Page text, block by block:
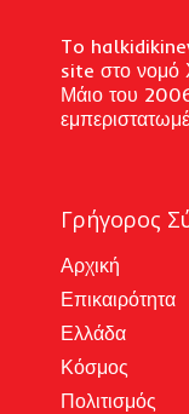
To
site στο νομό
Μάιο του
Γρήγορος
Αρχική
Επικαιρότητα
Ελλάδα
Κόσμος
Πολιτισμός